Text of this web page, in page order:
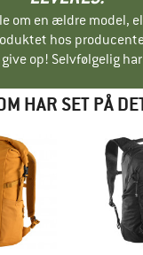
om en ældre model,
hos
op! Selvfølgelig
HAR SET PÅ